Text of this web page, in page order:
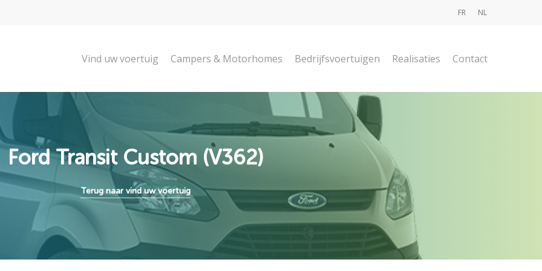
FR NL
Vind uw voertuig Campers & Motorhomes Bedrijfsvoertuigen Realisaties Contact
Ford Transit Custom (V362)
Terug naar vind uw voertuig